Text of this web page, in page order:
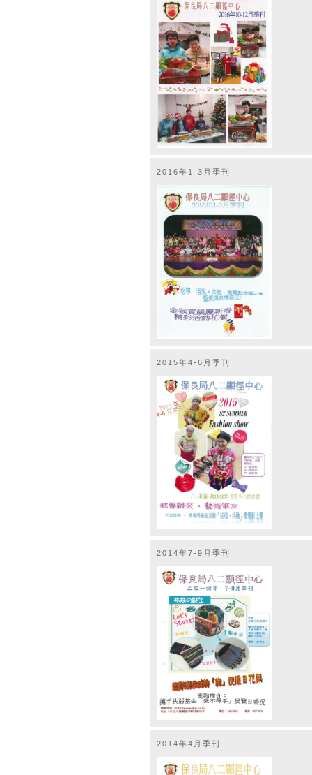
2016年1-3月季刊
2015年4-6月季刊
2014年7-9月季刊
2014年4月季刊